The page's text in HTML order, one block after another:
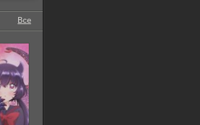
Все